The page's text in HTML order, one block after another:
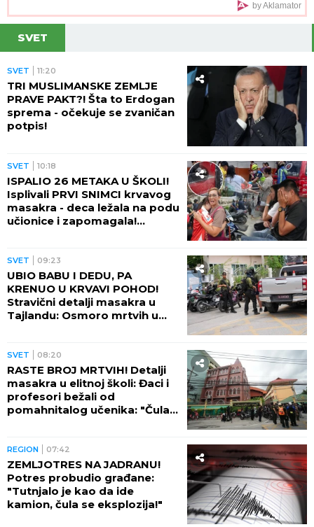
by Aklamator
SVET
SVET 11:20
TRI MUSLIMANSKE ZEMLJE
PRAVE PAKT?! Šta to Erdogan
sprema - očekuje se zvaničan
potpis!
SVET 10:18
ISPALIO 26 METAKA U ŠKOLI!
Isplivali PRVI SNIMCI krvavog
masakra - deca ležala na podu
učionice i zapomagala!
SVET 09:23
UBIO BABU I DEDU, PA
KRENUO U KRVAVI POHOD!
Stravični detalji masakra u
Tajlandu: Osmoro mrtvih u
SVET 08:20
RASTE BROJ MRTVIH! Detalji
masakra u elitnoj školi: Đaci i
profesori bežali od
pomahnitalog učenika: "Čula
REGION 07:42
ZEMLJOTRES NA JADRANU!
Potres probudio građane:
"Tutnjalo je kao da ide
kamion, čula se eksplozija!"